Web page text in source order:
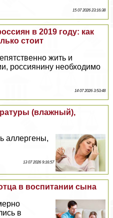
15 07 2026 23:16:38
в 2019 году: как
стоит
жить и
россиянину необходимо
14 07 2026 3:53:48
(влажный),
аллергены,
13 07 2026 9:16:57
в воспитании сына
в